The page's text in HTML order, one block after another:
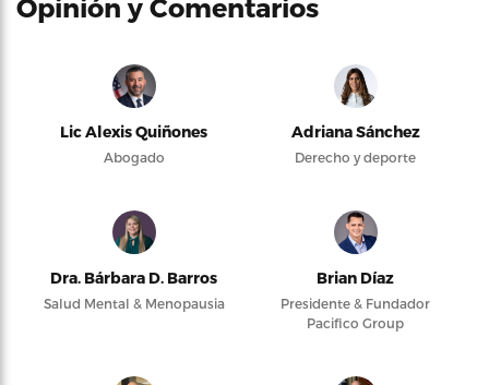
Opinión y Comentarios
Lic Alexis Quiñones
Abogado
Adriana Sánchez
Derecho y deporte
Dra. Bárbara D. Barros
Salud Mental & Menopausia
Brian Díaz
Presidente & Fundador
Pacifico Group